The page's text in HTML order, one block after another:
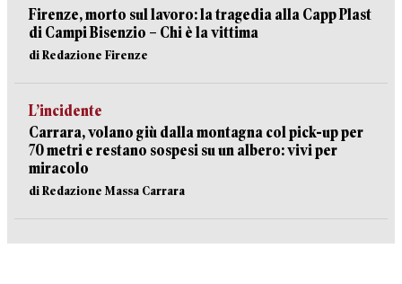
Firenze, morto sul lavoro: la tragedia alla Capp Plast
di Campi Bisenzio – Chi è la vittima
di Redazione Firenze
L’incidente
Carrara, volano giù dalla montagna col pick-up per
70 metri e restano sospesi su un albero: vivi per
miracolo
di Redazione Massa Carrara